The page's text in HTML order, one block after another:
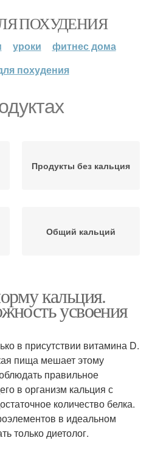
ПОХУДЕНИЯ
уроки
фитнес дома
похудения
Продукты без кальция
Общий кальций
кальция.
усвоения
в присутствии витамина D.
пища мешает этому
правильное
в организм кальция с
количество белка.
в идеальном
только диетолог.